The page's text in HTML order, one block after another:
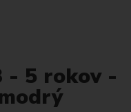
- 5 rokov -